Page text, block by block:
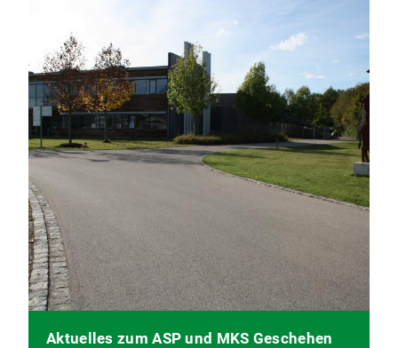
Aktuelles zum ASP und MKS Geschehen